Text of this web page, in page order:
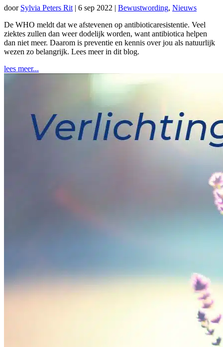
door Sylvia Peters Rit | 6 sep 2022 | Bewustwording, Nieuws
De WHO meldt dat we afstevenen op antibioticaresistentie. Veel
ziektes zullen dan weer dodelijk worden, want antibiotica helpen
dan niet meer. Daarom is preventie en kennis over jou als natuurlijk
wezen zo belangrijk. Lees meer in dit blog.
lees meer...